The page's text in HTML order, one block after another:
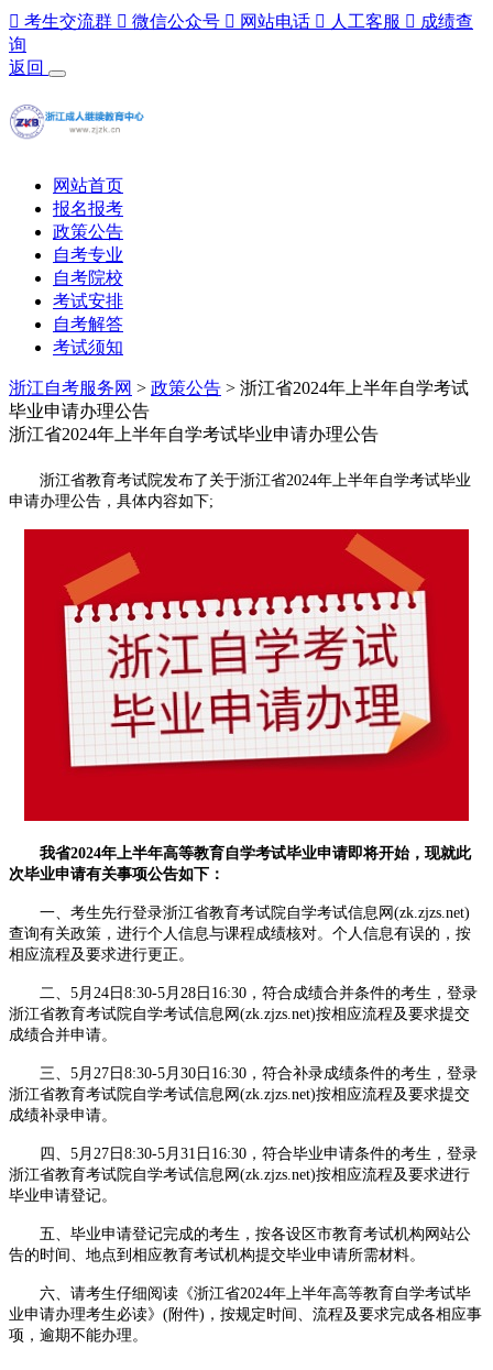
 考生交流群  微信公众号  网站电话  人工客服  成绩查
询
返回
网站首页
报名报考
政策公告
自考专业
自考院校
考试安排
自考解答
考试须知
浙江自考服务网 > 政策公告 > 浙江省2024年上半年自学考试
毕业申请办理公告
浙江省2024年上半年自学考试毕业申请办理公告
浙江省教育考试院发布了关于浙江省2024年上半年自学考试毕业
申请办理公告，具体内容如下;
我省2024年上半年高等教育自学考试毕业申请即将开始，现就此
次毕业申请有关事项公告如下：
一、考生先行登录浙江省教育考试院自学考试信息网(zk.zjzs.net)
查询有关政策，进行个人信息与课程成绩核对。个人信息有误的，按
相应流程及要求进行更正。
二、5月24日8:30-5月28日16:30，符合成绩合并条件的考生，登录
浙江省教育考试院自学考试信息网(zk.zjzs.net)按相应流程及要求提交
成绩合并申请。
三、5月27日8:30-5月30日16:30，符合补录成绩条件的考生，登录
浙江省教育考试院自学考试信息网(zk.zjzs.net)按相应流程及要求提交
成绩补录申请。
四、5月27日8:30-5月31日16:30，符合毕业申请条件的考生，登录
浙江省教育考试院自学考试信息网(zk.zjzs.net)按相应流程及要求进行
毕业申请登记。
五、毕业申请登记完成的考生，按各设区市教育考试机构网站公
告的时间、地点到相应教育考试机构提交毕业申请所需材料。
六、请考生仔细阅读《浙江省2024年上半年高等教育自学考试毕
业申请办理考生必读》(附件)，按规定时间、流程及要求完成各相应事
项，逾期不能办理。